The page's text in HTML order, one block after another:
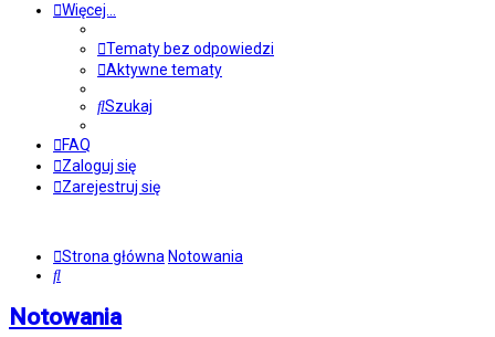
Więcej…
Tematy bez odpowiedzi
Aktywne tematy
Szukaj
FAQ
Zaloguj się
Zarejestruj się
Strona główna Notowania
Szukaj
Notowania